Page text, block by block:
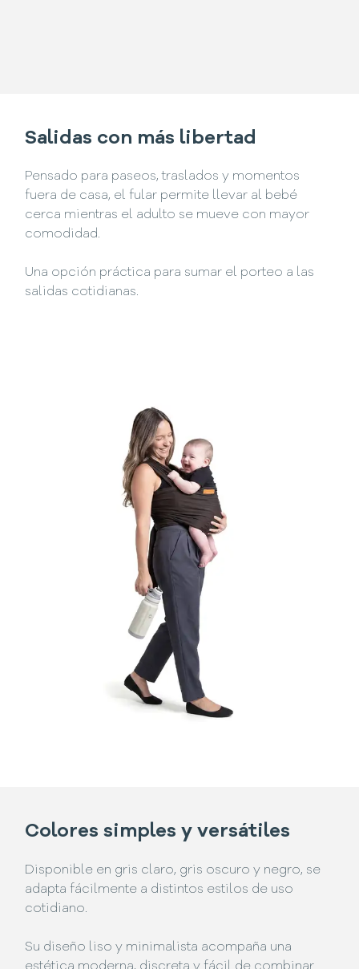
Salidas con más libertad
Pensado para paseos, traslados y momentos
fuera de casa, el fular permite llevar al bebé
cerca mientras el adulto se mueve con mayor
comodidad.
Una opción práctica para sumar el porteo a las
salidas cotidianas.
Colores simples y versátiles
Disponible en gris claro, gris oscuro y negro, se
adapta fácilmente a distintos estilos de uso
cotidiano.
Su diseño liso y minimalista acompaña una
estética moderna, discreta y fácil de combinar.